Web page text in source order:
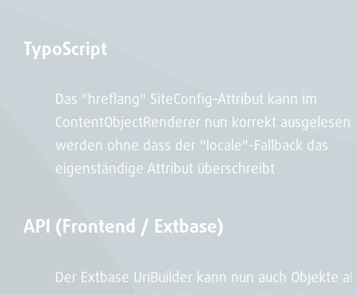
TypoScript
Das "hreflang" SiteConfig-Attribut kann im
ContentObjectRenderer nun korrekt ausgelesen
werden ohne dass der "locale"-Fallback das
eigenständige Attribut überschreibt
API (Frontend / Extbase)
Der Extbase UriBuilder kann nun auch Objekte